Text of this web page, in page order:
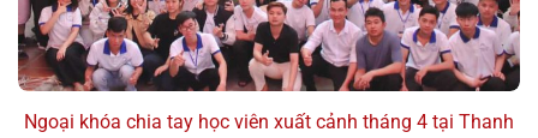
Ngoại khóa chia tay học viên xuất cảnh tháng 4 tại Thanh